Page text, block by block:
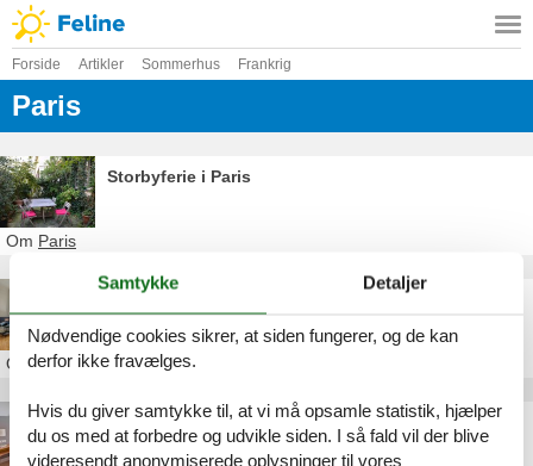
Forside Artikler Sommerhus Frankrig
Paris
Storbyferie i Paris
Om Paris
Ferielejlighed i Paris
OmParis
Feriebolig i Paris
Samtykke Detaljer
Nødvendige cookies sikrer, at siden fungerer, og de kan
derfor ikke fravælges.
Hvis du giver samtykke til, at vi må opsamle statistik, hjælper
du os med at forbedre og udvikle siden. I så fald vil der blive
videresendt anonymiserede oplysninger til vores